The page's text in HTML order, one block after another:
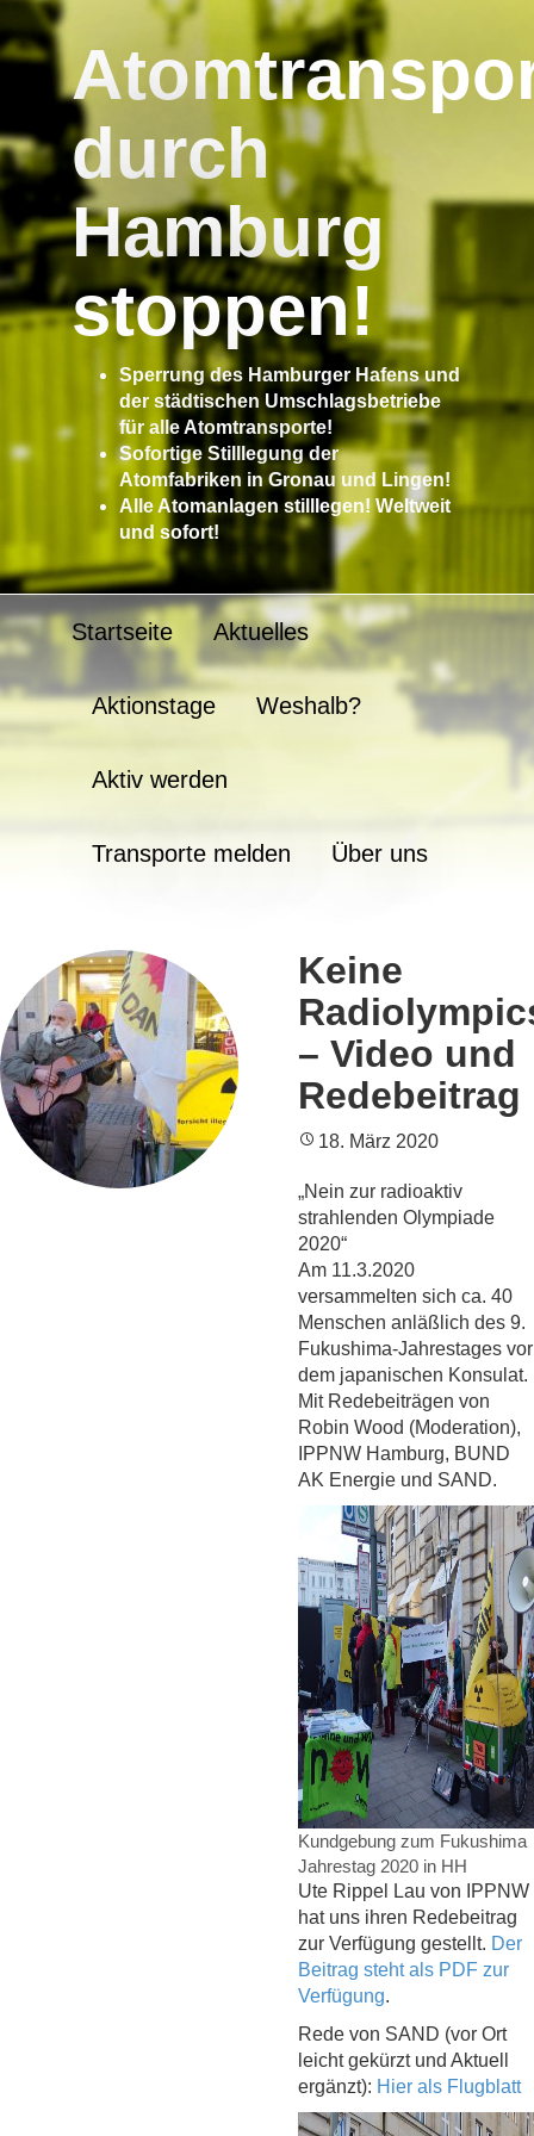
durch
Hamburg
stoppen!
Sperrung des Hamburger Hafens und
der städtischen Umschlagsbetriebe
für alle Atomtransporte!
Sofortige Stilllegung der
Atomfabriken in Gronau und Lingen!
Alle Atomanlagen stilllegen! Weltweit
und sofort!
Startseite Aktuelles
Aktionstage Weshalb?
Aktiv werden
Transporte melden Über uns
Keine
– Video und
Redebeitrag
18. März 2020
„Nein zur radioaktiv
strahlenden Olympiade
2020“
Am 11.3.2020
versammelten sich ca. 40
Menschen anläßlich des 9.
Fukushima-Jahrestages vor
dem japanischen Konsulat.
Mit Redebeiträgen von
Robin Wood (Moderation),
IPPNW Hamburg, BUND
AK Energie und SAND.
Kundgebung zum Fukushima
Jahrestag 2020 in HH
Ute Rippel Lau von IPPNW
hat uns ihren Redebeitrag
zur Verfügung gestellt. Der
Beitrag steht als PDF zur
Verfügung.
Rede von SAND (vor Ort
leicht gekürzt und Aktuell
ergänzt): Hier als Flugblatt